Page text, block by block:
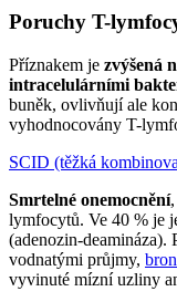
Poruchy T-
Příznakem je zvýšená
intracelulárními
buněk, ovlivňují ale
vyhodnocovány T-
SCID (těžká
Smrtelné onemocnění
lymfocytů. Ve 40 % je
(adenozin-deamináza).
vodnatými průjmy,
vyvinuté mízní uzliny